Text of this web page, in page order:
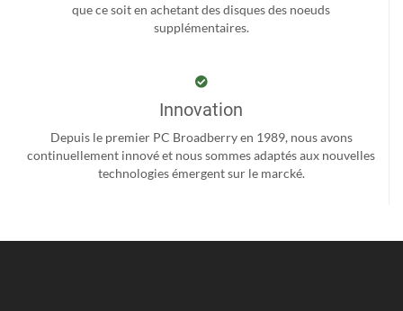
que ce soit en achetant des disques des noeuds
supplémentaires.
Innovation
Depuis le premier PC Broadberry en 1989, nous avons
continuellement innové et nous sommes adaptés aux nouvelles
technologies émergent sur le marcké.